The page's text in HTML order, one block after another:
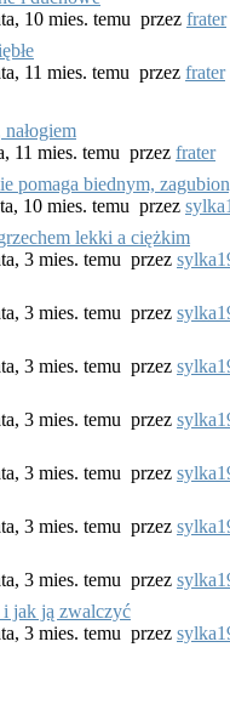
10 mies. temu przez frater
11 mies. temu przez frater
11 mies. temu przez frater
pomaga biednym,
10 mies. temu przez
lekki a ciężkim
3 mies. temu przez
3 mies. temu przez
3 mies. temu przez
3 mies. temu przez
3 mies. temu przez
3 mies. temu przez
3 mies. temu przez
i jak ją zwalczyć
3 mies. temu przez